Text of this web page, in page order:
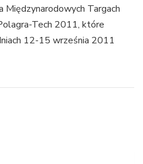
Targach
Tech 2011, które
12-15 września 2011